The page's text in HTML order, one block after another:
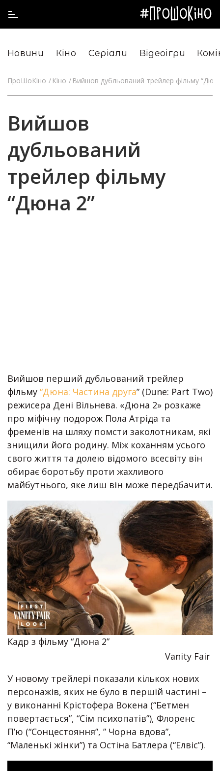
Новини Кіно Серіали Відеоігри
ПроШоКіно Кіно Вийшов дубльований трейлер фільму
Вийшов
дубльований
трейлер фільму
“Дюна 2”
Вийшов перший дубльований трейлер
фільму “Дюна: Частина друга” (Dune: Part Two)
режисера Дені Вільнева. «Дюна 2» розкаже
про міфічну подорож Пола Атріда та
фременів на шляху помсти заколотникам, які
знищили його родину. Між коханням усього
свого життя та долею відомого всесвіту він
обирає боротьбу проти жахливого
майбутнього, яке лиш він може передбачити.
Кадр з фільму “Дюна 2”
Vanity Fair
У новому трейлері показали кількох нових
персонажів, яких не було в першій частині –
у виконанні Крістофера Вокена (“Бетмен
повертається”, “Сім психопатів”), Флоренс
П’ю (“Сонцестояння”, ” Чорна вдова”,
“Маленькі жінки”) та Остіна Батлера (“Елвіс”).